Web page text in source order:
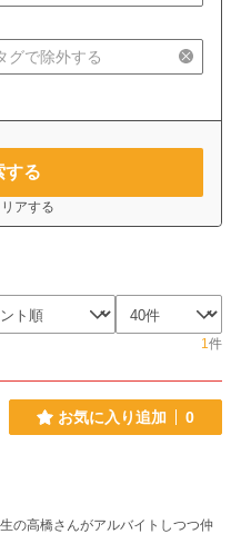
する
アする
1件
お気に入り追加 0
の高橋さんがアルバイトしつつ仲